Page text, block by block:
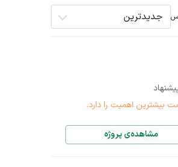
جدیدترین
بیشترین اهمیت را دارد.
مشاهده‌ی پروژه